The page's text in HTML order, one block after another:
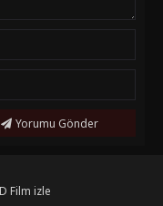
場版 呪術廻戦「渋谷事
(2025) filmiyle
istiyorsanız,
Bu film, aksiyon
unutulmaz
Yorumu Gönder
Film izle